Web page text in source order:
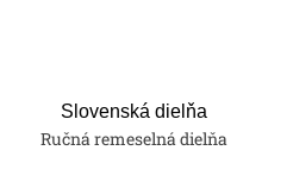
Slovenská dielňa
Ručná remeselná dielňa